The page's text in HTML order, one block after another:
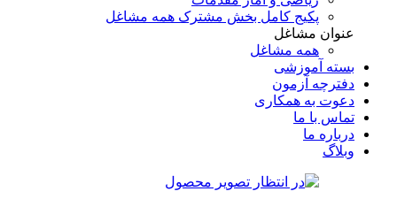
پکیج کامل بخش مشترک همه مشاغل
عنوان مشاغل
همه مشاغل
بسته آموزشی
دفترچه آزمون
دعوت به همکاری
تماس با ما
درباره ما
وبلاگ